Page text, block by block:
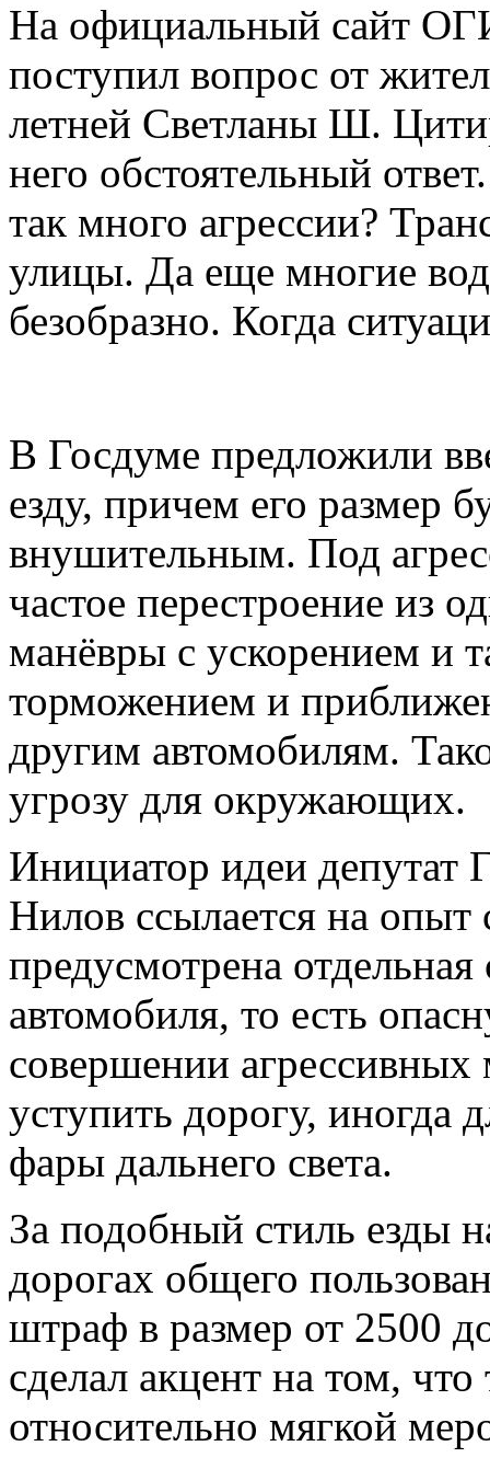
На официальный сайт
поступил вопрос от
летней Светланы Ш.
него обстоятельный
так много агрессии?
улицы. Да еще многие
безобразно. Когда
В Госдуме предложили
езду, причем его размер
внушительным. Под
частое перестроение из
манёвры с ускорением и
торможением и
другим автомобилям.
угрозу для окружающих.
Инициатор идеи
Нилов ссылается на опыт
предусмотрена отдельная
автомобиля, то есть
совершении агрессивных
уступить дорогу, иногда
фары дальнего света.
За подобный стиль езды
дорогах общего
штраф в размер от 2500
сделал акцент на том,
относительно мягкой